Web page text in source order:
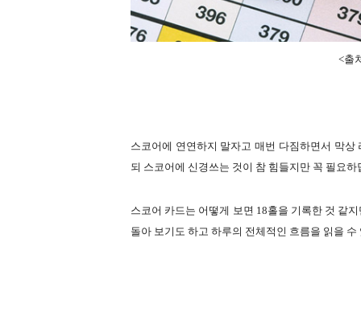
<출
스코어에 연연하지 말자고 매번 다짐하면서 막
되 스코어에 신경쓰는 것이 참 힘들지만 꼭 필요하
스코어 카드는 어떻게 보면 18홀을 기록한 것 같
돌아 보기도 하고 하루의 전체적인 흐름을 읽을 수